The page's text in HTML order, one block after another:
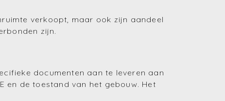
(Verkopen)
(Financiering)
verkoopt, maar ook zijn aandeel
zijn.
documenten aan te leveren aan
en de toestand van het gebouw. Het